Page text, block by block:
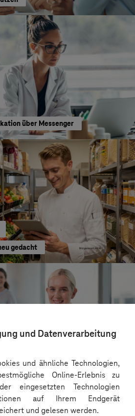
und Datenverarbeitung
und ähnliche Technologien,
Online-Erlebnis zu
eingesetzten Technologien
auf Ihrem Endgerät
und gelesen werden.
über Messenger
gedacht